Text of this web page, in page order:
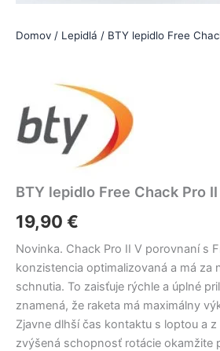
Domov / Lepidlá / BTY lepidlo Free
BTY lepidlo Free Chack Pro
19,90 €
Novinka. Chack Pro II V porovnaní s
konzistencia optimalizovaná a má za
schnutia. To zaisťuje rýchle a úplné
znamená, že raketa má maximálny
Zjavne dlhší čas kontaktu s loptou a
zvýšená schopnosť rotácie okamžite